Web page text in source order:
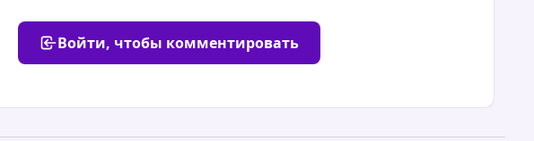
Войти, чтобы комментировать